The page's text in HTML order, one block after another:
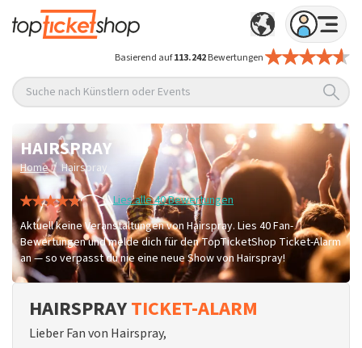
Basierend auf113.242Bewertungen
Suche nach Künstlern oder Events
HAIRSPRAY
Home / Hairspray
Lies alle 40 Bewertungen
Aktuell keine Veranstaltungen von Hairspray. Lies 40 Fan-
Bewertungen und melde dich für den TopTicketShop Ticket-Alarm
an — so verpasst du nie eine neue Show von Hairspray!
HAIRSPRAYTICKET-ALARM
Lieber Fan von Hairspray,